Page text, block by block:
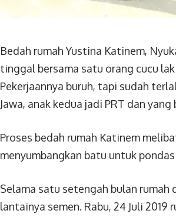
Bedah rumah Yustina Katinem,
tinggal bersama satu orang cucu
Pekerjaannya buruh, tapi sudah
Jawa, anak kedua jadi PRT dan
Proses bedah rumah Katinem
menyumbangkan batu untuk
Selama satu setengah bulan rumah
lantainya semen. Rabu, 24 Juli 2019